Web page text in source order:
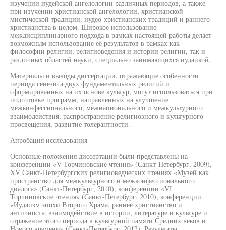
изучении иудейской ангелологии различных периодов, а также
при изучении христианской ангелологии, христианской
мистической традиции, иудео-христианских традиций и раннего
христианства в целом. Широкое использование
междисциплинарного подхода в рамках настоящей работы делает
возможным использование её результатов в рамках как
философии религии, религиоведения и истории религии, так и
различных областей науки, специально занимающихся иудаикой.
Материалы и выводы диссертации, отражающие особенности
периода генезиса двух фундаментальных религий и
сформированных на их основе культур, могут использоваться при
подготовке программ, направленных на улучшение
межконфессионального, межнационального и межкультурного
взаимодействия, распространение религиозного и культурного
просвещения, развитие толерантности.
Апробация исследования
Основные положения диссертации были представлены на
конференции «V Торчиновские чтения» (Санкт-Петербург, 2009),
XV Санкт-Петербургских религиоведческих чтениях «Музей как
пространство для межкультурного и межконфессионального
диалога» (Санкт-Петербург, 2010), конференции «VI
Торчиновские чтения» (Санкт-Петербург, 2010), конференции
«Иудаизм эпохи Второго Храма, раннее христианство и
античность: взаимодействие в истории, литературе и культуре и
отражение этого периода в культурной памяти Средних веков и